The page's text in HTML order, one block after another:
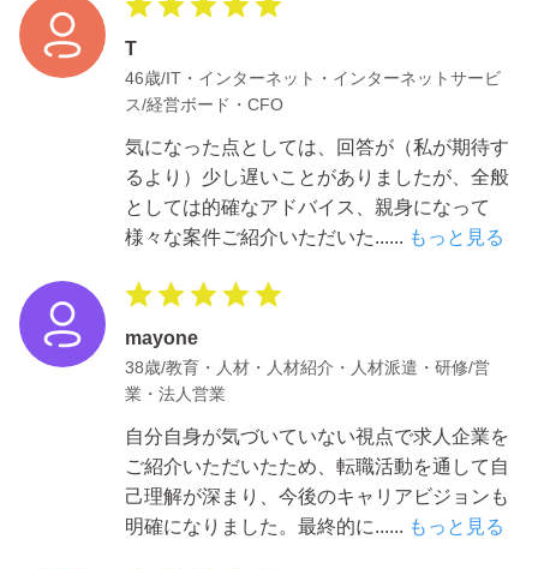
T
46歳/IT・インターネット・インターネットサービ
ス/経営ボード・CFO
気になった点としては、回答が（私が期待す
るより）少し遅いことがありましたが、全般
としては的確なアドバイス、親身になって
様々な案件ご紹介いただいた...... もっと見る
mayone
38歳/教育・人材・人材紹介・人材派遣・研修/営
業・法人営業
自分自身が気づいていない視点で求人企業を
ご紹介いただいたため、転職活動を通して自
己理解が深まり、今後のキャリアビジョンも
明確になりました。最終的に...... もっと見る